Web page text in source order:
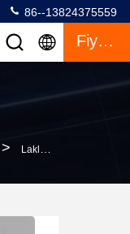
86--13824375559
Fiyat Teklifi
> Laklama Özel Basılı Kağıt Çantalar Çantalar Giyim Ayakkabıları Için